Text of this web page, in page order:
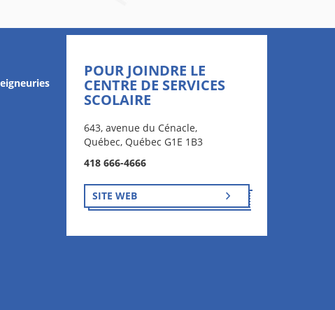
POUR JOINDRE LE
CENTRE DE SERVICES
SCOLAIRE
643, avenue du Cénacle,
Québec, Québec G1E 1B3
418 666-4666
SITE WEB